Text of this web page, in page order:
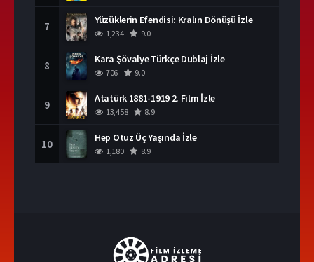
7 Yüzüklerin Efendisi: Kralın Dönüşü İzle
1,234 9.0
8 Kara Şövalye Türkçe Dublaj İzle
706 9.0
9 Atatürk 1881-1919 2. Film İzle
13,458 8.9
10 Hep Otuz Üç Yaşında İzle
1,180 8.9